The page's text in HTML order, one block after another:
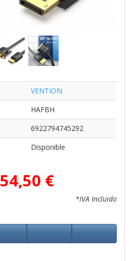
VENTION
HAFBH
6922794745292
Disponible
54,50 €
*IVA Incluido